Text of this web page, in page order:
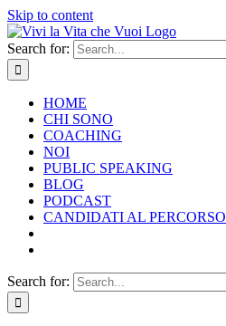
Skip to content
Search for:
HOME
CHI SONO
COACHING
NOI
PUBLIC SPEAKING
BLOG
PODCAST
CANDIDATI AL PERCORSO
Search for: